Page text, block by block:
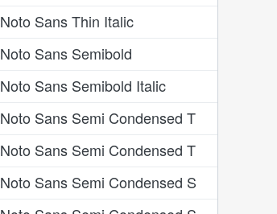
Noto Sans Thin Italic
Noto Sans Semibold
Noto Sans Semibold Italic
Noto Sans Semi Condensed T
Noto Sans Semi Condensed T
Noto Sans Semi Condensed S